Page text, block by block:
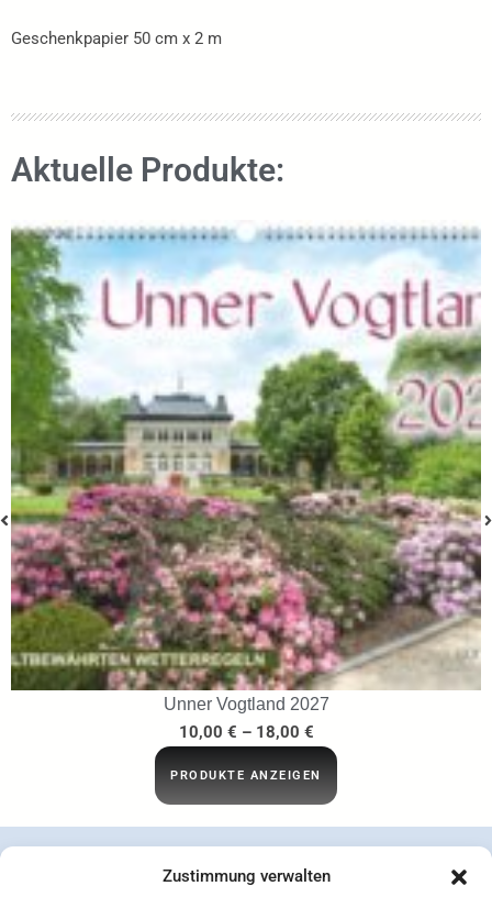
Zustimmung verwalten
Geschenkpapier 50 cm x 2 m
Aktuelle Produkte:
…ins Netz gegangen
IN DEN WARENKORB